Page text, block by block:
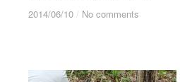
2014/06/10 / No comments
2014/06/10 / No comments